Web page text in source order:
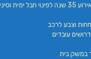
ימית וסיני
וצבע לרכב
עובדים
במשק בית